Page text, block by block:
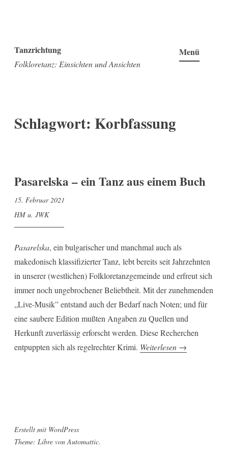
Inhalt
springen
Tanzrichtung
Folkloretanz: Einsichten und Ansichten
Menü
Schlagwort: Korbfassung
Pasarelska – ein Tanz aus einem Buch
15. Februar 2021
HM u. JWK
Pasarelska, ein bulgarischer und manchmal auch als
makedonisch klassifizierter Tanz, lebt bereits seit Jahrzehnten
in unserer (westlichen) Folkloretanzgemeinde und erfreut sich
immer noch ungebrochener Beliebtheit. Mit der zunehmenden
„Live-Musik” entstand auch der Bedarf nach Noten; und für
eine saubere Edition mußten Angaben zu Quellen und
Herkunft zuverlässig erforscht werden. Diese Recherchen
entpuppten sich als regelrechter Krimi. Weiterlesen „Pasarelska
→
Erstellt mit WordPress
Theme: Libre vonAutomattic.